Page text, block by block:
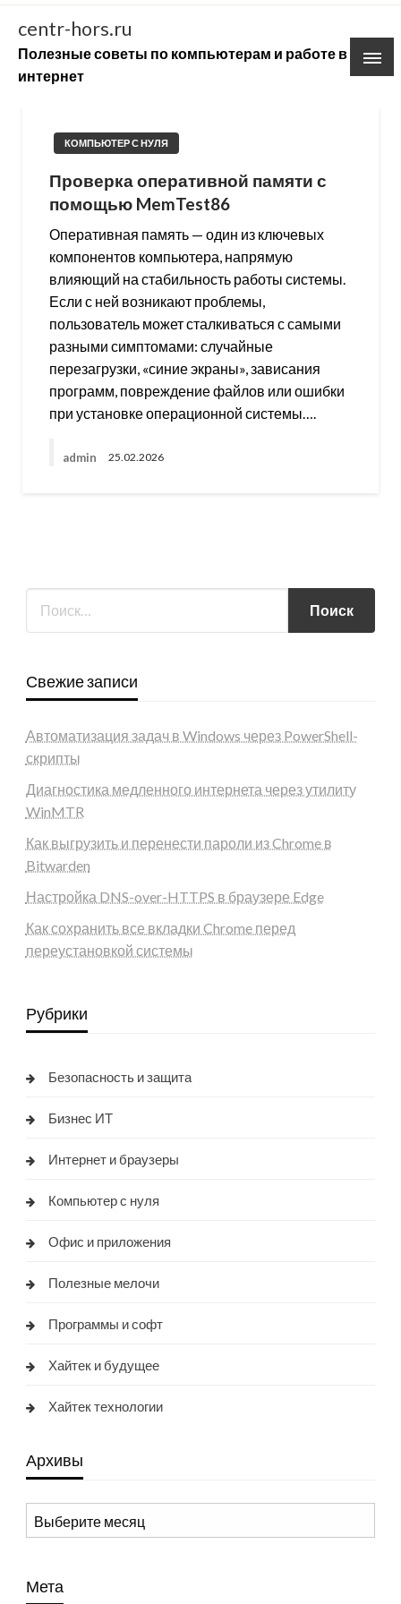
Skip
content
centr-hors.ru
Полезные советы по компьютерам и работе в
интернет
КОМПЬЮТЕР С НУЛЯ
Проверка оперативной памяти с
помощью MemTest86
Оперативная память — один из ключевых
компонентов компьютера, напрямую
влияющий на стабильность работы системы.
Если с ней возникают проблемы,
пользователь может сталкиваться с самыми
разными симптомами: случайные
перезагрузки, «синие экраны», зависания
программ, повреждение файлов или ошибки
при установке операционной системы….
admin 25.02.2026
Свежие записи
Автоматизация задач в Windows через PowerShell-
скрипты
Диагностика медленного интернета через утилиту
WinMTR
Как выгрузить и перенести пароли из Chrome в
Bitwarden
Настройка DNS-over-HTTPS в браузере Edge
Как сохранить все вкладки Chrome перед
переустановкой системы
Рубрики
Безопасность и защита
Бизнес ИТ
Интернет и браузеры
Компьютер с нуля
Офис и приложения
Полезные мелочи
Программы и софт
Хайтек и будущее
Хайтек технологии
Архивы
Архивы
Мета